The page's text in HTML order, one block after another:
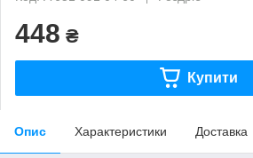
448 ₴
Купити
Опис Характеристики Доставка